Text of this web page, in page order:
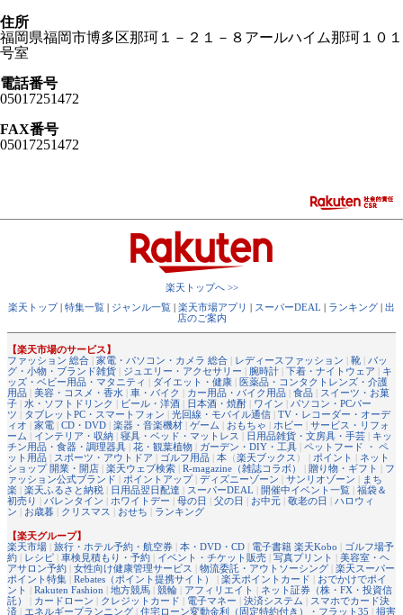
住所
福岡県福岡市博多区那珂１－２１－８アールハイム那珂１０１
号室
電話番号
05017251472
FAX番号
05017251472
楽天トップへ >>
楽天トップ| 特集一覧 | ジャンル一覧 | 楽天市場アプリ | スーパーDEAL | ランキング | 出
店のご案内
【楽天市場のサービス】
ファッション 総合 | 家電・パソコン・カメラ 総合 | レディースファッション | 靴 | バッ
グ・小物・ブランド雑貨 | ジュエリー・アクセサリー | 腕時計 | 下着・ナイトウェア | キ
ッズ・ベビー用品・マタニティ | ダイエット・健康 | 医薬品・コンタクトレンズ・介護
用品 | 美容・コスメ・香水 | 車・バイク | カー用品・バイク用品 | 食品 | スイーツ・お菓
子 | 水・ソフトドリンク | ビール・洋酒 | 日本酒・焼酎 | ワイン | パソコン・PCパー
ツ | タブレットPC・スマートフォン | 光回線・モバイル通信 | TV・レコーダー・オーデ
ィオ | 家電 | CD・DVD | 楽器・音楽機材 | ゲーム | おもちゃ | ホビー | サービス・リフォ
ーム | インテリア・収納 | 寝具・ベッド・マットレス | 日用品雑貨・文房具・手芸 | キッ
チン用品・食器・調理器具 | 花・観葉植物 | ガーデン・DIY・工具 | ペットフード ・ ペ
ット用品 | スポーツ・アウトドア | ゴルフ用品 | 本 （楽天ブックス ） | ポイント | ネット
ショップ 開業・開店 | 楽天ウェブ検索 | R-magazine（雑誌コラボ） | 贈り物・ギフト | フ
ァッション公式ブランド | ポイントアップ| ディズニーゾーン | サンリオゾーン | まち
楽 | 楽天ふるさと納税 | 日用品翌日配達 | スーパーDEAL | 開催中イベント一覧 | 福袋＆
初売り | バレンタイン | ホワイトデー | 母の日 | 父の日 | お中元 | 敬老の日 | ハロウィ
ン | お歳暮 | クリスマス | おせち | ランキング
【楽天グループ】
楽天市場 | 旅行・ホテル予約・航空券 | 本・DVD・CD | 電子書籍 楽天Kobo | ゴルフ場予
約 | レシピ | 車検見積もり・予約 | イベント・チケット販売 | 写真プリント | 美容室・ヘ
アサロン予約 | 女性向け健康管理サービス | 物流委託・アウトソーシング | 楽天スーパー
ポイント特集 | Rebates（ポイント提携サイト） | 楽天ポイントカード | おでかけでポイ
ント | Rakuten Fashion | 地方競馬 | 競輪 | アフィリエイト | ネット証券（株・FX・投資信
託）
| カードローン | クレジットカード | 電子マネー | 決済システム | スマホでカード決
済 | エネルギープランニング | 住宅ローン変動金利（固定特約付き）・フラット35 | 損害